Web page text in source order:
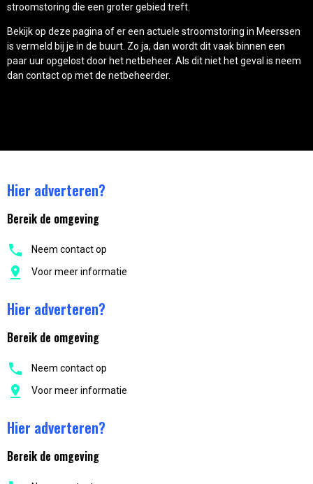
stroomstoring die een groter gebied treft.
Bekijk op deze pagina of er een actuele stroomstoring in Meerssen
is vermeld bij je in de buurt. Zo ja, dan wordt dit vaak binnen een
paar uur opgelost door het netbeheer. Als dit niet het geval is neem
dan contact op met de netbeheerder.
Hier adverteren?
Bereik de omgeving
Neem contact op
Voor meer informatie
Hier adverteren?
Bereik de omgeving
Neem contact op
Voor meer informatie
Hier adverteren?
Bereik de omgeving